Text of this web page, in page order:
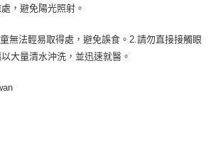
，避免陽光照射。
無法輕易取得處，避免誤食。2.請勿直接接觸眼
大量清水沖洗，並迅速就醫。